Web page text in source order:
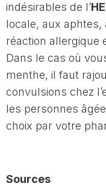
indésirables de l’
locale, aux
réaction allergique
Dans le cas où
menthe, il faut
convulsions chez
les personnes
choix par votre
Sources